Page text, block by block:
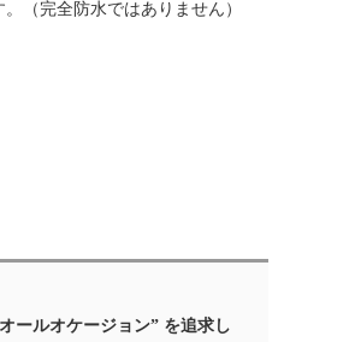
（完全防水ではありません）
ールオケージョン” を追求し